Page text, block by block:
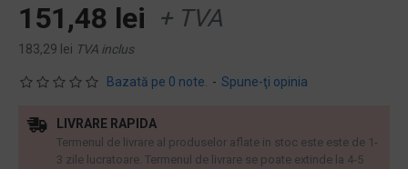
Bazată pe 0 note. - Spune-ţi opinia
151,48 lei + TVA
183,29 lei TVA inclus
LIVRARE RAPIDA
Termenul de livrare al produselor aflate in stoc este este de 1-
3 zile lucratoare. Termenul de livrare se poate extinde la 4-5